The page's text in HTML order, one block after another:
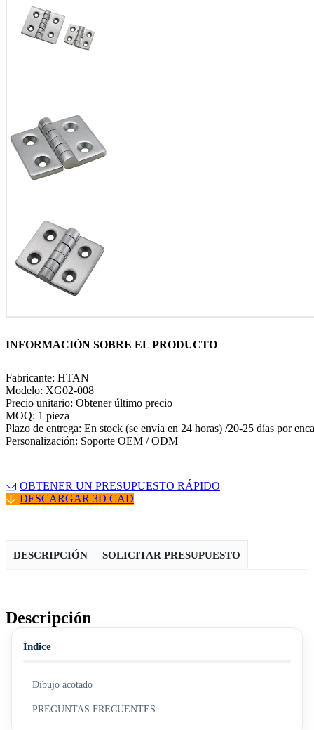
INFORMACIÓN SOBRE EL PRODUCTO
Fabricante: HTAN
Modelo: XG02-008
Precio unitario: Obtener último precio
MOQ: 1 pieza
Plazo de entrega: En stock (se envía en 24 horas) /20-25 días por
Personalización: Soporte OEM / ODM
OBTENER UN PRESUPUESTO RÁPIDO
DESCARGAR 3D CAD
DESCRIPCIÓN SOLICITAR PRESUPUESTO
Descripción
Índice
Dibujo acotado
PREGUNTAS FRECUENTES